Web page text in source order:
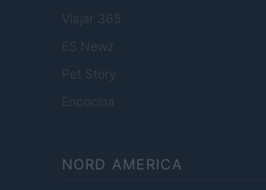
Viajar 365
ES Newz
Pet Story
Encocina
NORD AMERICA